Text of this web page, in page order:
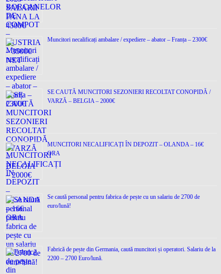
Muncitori necalificați ambalare / expediere – abator – Franța – 2300€
SE CAUTĂ MUNCITORI SEZONIERI RECOLTAT CONOPIDĂ /
VARZĂ – BELGIA – 2000€
MUNCITORI NECALIFICAȚI ÎN DEPOZIT – OLANDA – 16€
ORA
Se caută personal pentru fabrica de pește cu un salariu de 2700 de
euro/lună!
Fabrică de pește din Germania, caută muncitori și operatori. Salariu de la
2200 – 2700 Euro/lună.